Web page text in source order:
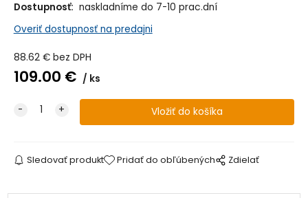
Dostupnosť: naskladníme do 7-10 prac.dní
Overiť dostupnosť na predajni
88.62€ bez DPH
109.00 € ks
Sledovať produkt Pridať do obľúbených Zdielať